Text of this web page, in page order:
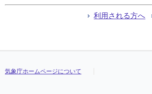
利用される方へ
気象庁ホームページについて